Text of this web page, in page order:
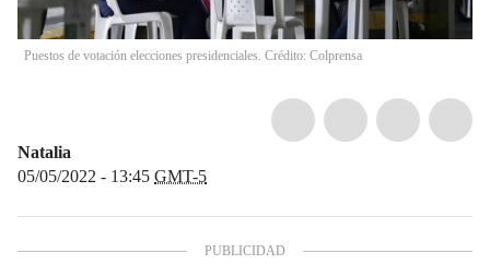
Puestos de votación elecciones presidenciales. Crédito: Colprensa
Natalia
05/05/2022 - 13:45 GMT-5